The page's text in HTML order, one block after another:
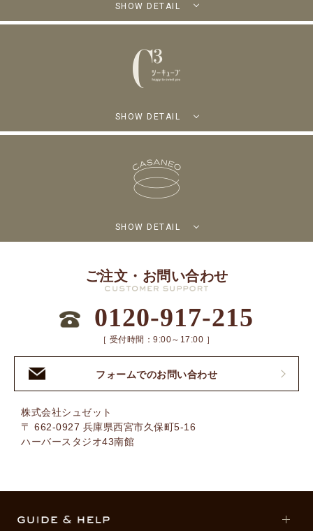
SHOW DETAIL
SHOW DETAIL
SHOW DETAIL
ご注文・お問い合わせ
0120-917-215
［ 受付時間：9:00～17:00 ］
フォームでのお問い合わせ
株式会社シュゼット
〒 662-0927 兵庫県西宮市久保町5-16
ハーバースタジオ43南館